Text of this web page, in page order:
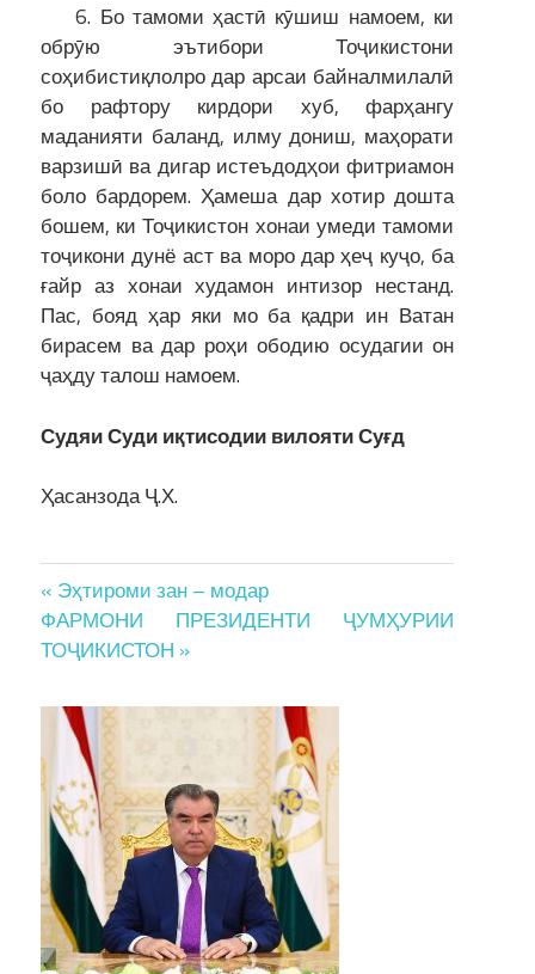
6. Бо тамоми ҳастӣ кӯшиш намоем, ки
обрӯю эътибори Тоҷикистони
соҳибистиқлолро дар арсаи байналмилалӣ
бо рафтору кирдори хуб, фарҳангу
маданияти баланд, илму дониш, маҳорати
варзишӣ ва дигар истеъдодҳои фитриамон
боло бардорем. Ҳамеша дар хотир дошта
бошем, ки Тоҷикистон хонаи умеди тамоми
тоҷикони дунё аст ва моро дар ҳеҷ куҷо, ба
ғайр аз хонаи худамон интизор нестанд.
Пас, бояд ҳар яки мо ба қадри ин Ватан
бирасем ва дар роҳи ободию осудагии он
ҷаҳду талош намоем.
Судяи Суди иқтисодии вилояти Суғд
Ҳасанзода Ҷ.Х.
Post
navigation
« Эҳтироми зан – модар
ФАРМОНИ ПРЕЗИДЕНТИ ҶУМҲУРИИ
ТОҶИКИСТОН »